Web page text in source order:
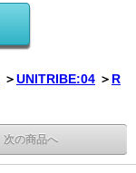
＞UNITRIBE:04 ＞ R
次の商品へ